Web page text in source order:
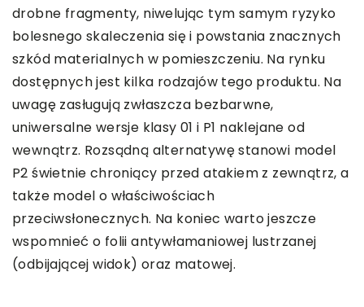
drobne fragmenty, niwelując tym samym ryzyko
bolesnego skaleczenia się i powstania znacznych
szkód materialnych w pomieszczeniu. Na rynku
dostępnych jest kilka rodzajów tego produktu. Na
uwagę zasługują zwłaszcza bezbarwne,
uniwersalne wersje klasy 01 i P1 naklejane od
wewnątrz. Rozsądną alternatywę stanowi model
P2 świetnie chroniący przed atakiem z zewnątrz, a
także model o właściwościach
przeciwsłonecznych. Na koniec warto jeszcze
wspomnieć o folii antywłamaniowej lustrzanej
(odbijającej widok) oraz matowej.